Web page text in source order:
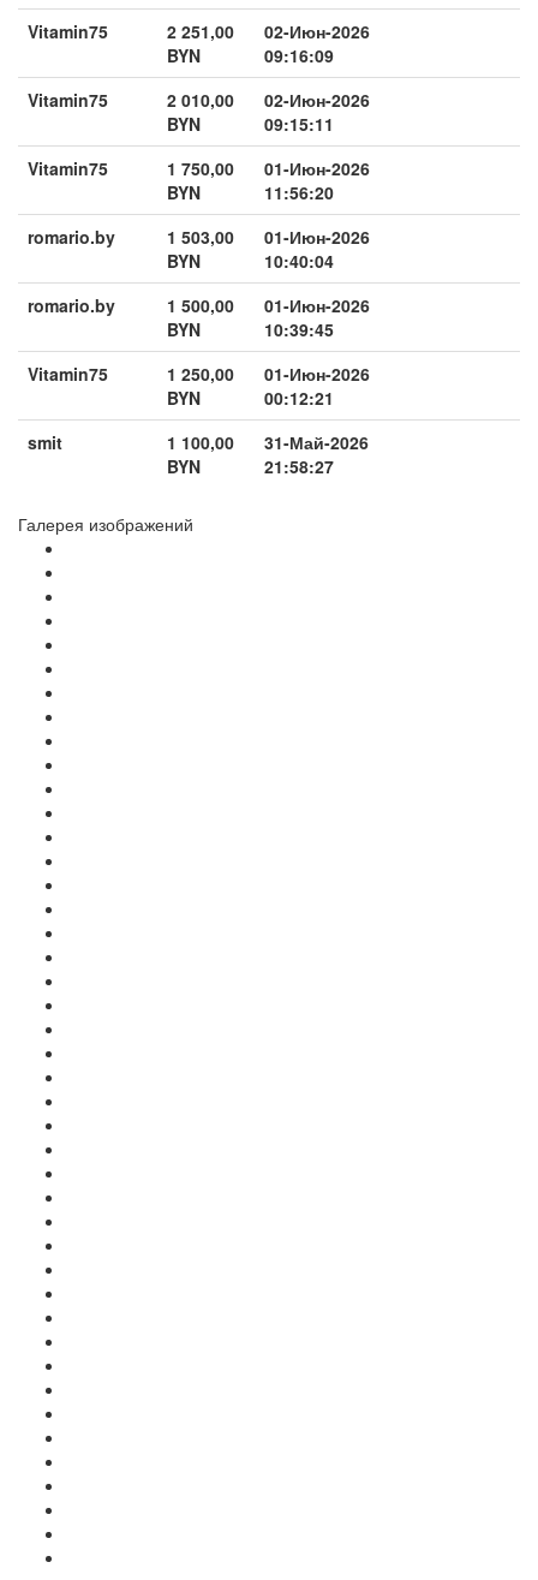
Vitamin75
2 251,00
BYN
02-Июн-2026
09:16:09
Vitamin75
2 010,00
BYN
02-Июн-2026
09:15:11
Vitamin75
1 750,00
BYN
01-Июн-2026
11:56:20
romario.by
1 503,00
BYN
01-Июн-2026
10:40:04
romario.by
1 500,00
BYN
01-Июн-2026
10:39:45
Vitamin75
1 250,00
BYN
01-Июн-2026
00:12:21
smit
1 100,00
BYN
31-Май-2026
21:58:27
Галерея изображений